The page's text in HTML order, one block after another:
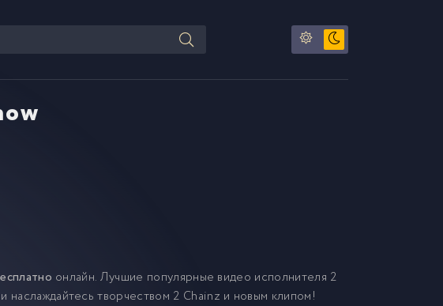
онлайн. Лучшие популярные видео исполнителя 2
творчеством 2 Chainz и новым клипом!